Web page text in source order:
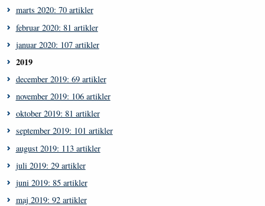
marts 2020: 70 artikler
februar 2020: 81 artikler
januar 2020: 107 artikler
2019
december 2019: 69 artikler
november 2019: 106 artikler
oktober 2019: 81 artikler
september 2019: 101 artikler
august 2019: 113 artikler
juli 2019: 29 artikler
juni 2019: 85 artikler
maj 2019: 92 artikler